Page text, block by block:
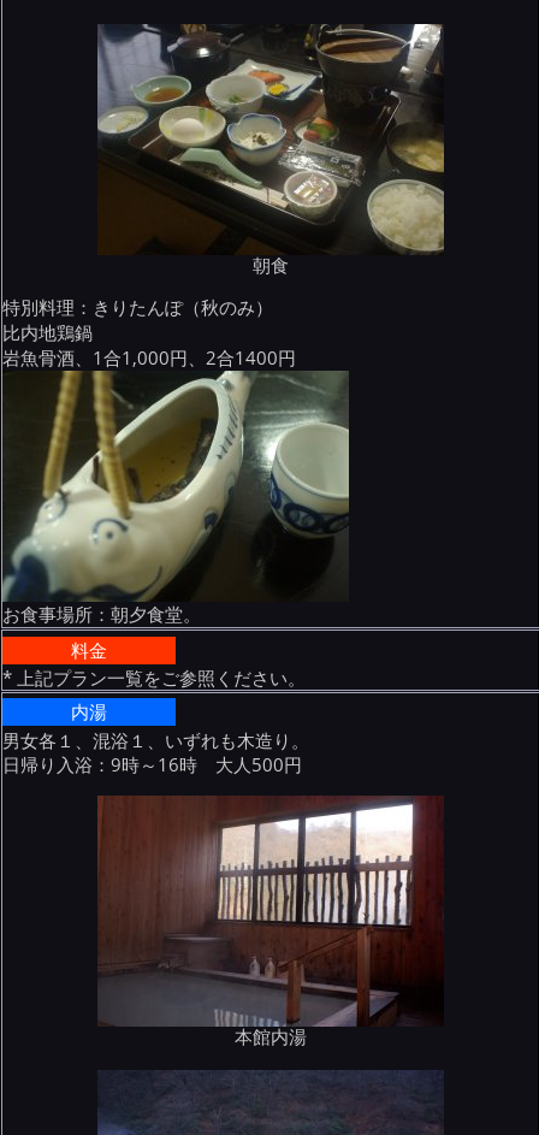
朝食
特別料理：きりたんぽ（秋のみ）
比内地鶏鍋
岩魚骨酒、1合1,000円、2合1400円
お食事場所：朝夕食堂。
料金
* 上記プラン一覧をご参照ください。
内湯
男女各１、混浴１、いずれも木造り。
日帰り入浴：9時～16時 大人500円
本館内湯